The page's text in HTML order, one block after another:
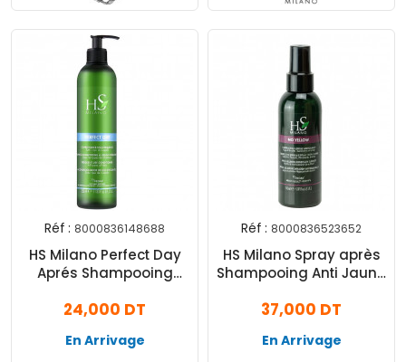
Réf : 8000836148688
HS Milano Perfect Day
Aprés Shampooing
24,000 DT
En Arrivage
Réf : 8000836523652
HS Milano Spray après
Shampooing Anti Jaune
37,000 DT
En Arrivage